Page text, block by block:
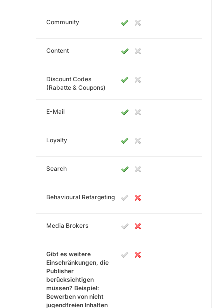
Community
Content
Discount Codes
(Rabatte & Coupons)
E-Mail
Loyalty
Search
Behavioural Retargeting
Media Brokers
Gibt es weitere
Einschränkungen, die
Publisher
berücksichtigen
müssen? Beispiel:
Bewerben von nicht
jugendfreien Inhalten